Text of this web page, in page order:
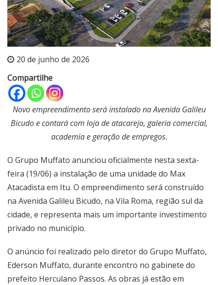
20 de junho de 2026
Compartilhe
Novo empreendimento será instalado na Avenida Galileu
Bicudo e contará com loja de atacarejo, galeria comercial,
academia e geração de empregos.
O Grupo Muffato anunciou oficialmente nesta sexta-
feira (19/06) a instalação de uma unidade do Max
Atacadista em Itu. O empreendimento será construído
na Avenida Galileu Bicudo, na Vila Roma, região sul da
cidade, e representa mais um importante investimento
privado no município.
O anúncio foi realizado pelo diretor do Grupo Muffato,
Ederson Muffato, durante encontro no gabinete do
prefeito Herculano Passos. As obras já estão em